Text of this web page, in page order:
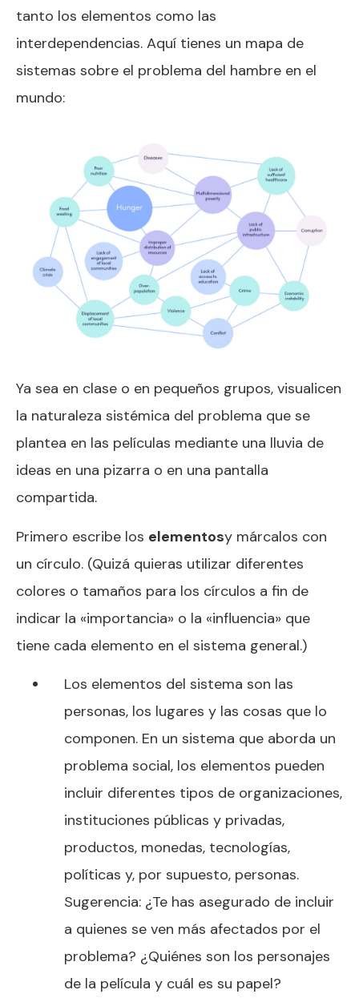
tanto los elementos como las
interdependencias. Aquí tienes un mapa de
sistemas sobre el problema del hambre en el
mundo:
Ya sea en clase o en pequeños grupos, visualicen
la naturaleza sistémica del problema que se
plantea en las películas mediante una lluvia de
ideas en una pizarra o en una pantalla
compartida.
Primero escribe los elementosy márcalos con
un círculo. (Quizá quieras utilizar diferentes
colores o tamaños para los círculos a fin de
indicar la «importancia» o la «influencia» que
tiene cada elemento en el sistema general.)
Los elementos del sistema son las
personas, los lugares y las cosas que lo
componen. En un sistema que aborda un
problema social, los elementos pueden
incluir diferentes tipos de organizaciones,
instituciones públicas y privadas,
productos, monedas, tecnologías,
políticas y, por supuesto, personas.
Sugerencia: ¿Te has asegurado de incluir
a quienes se ven más afectados por el
problema? ¿Quiénes son los personajes
de la película y cuál es su papel?